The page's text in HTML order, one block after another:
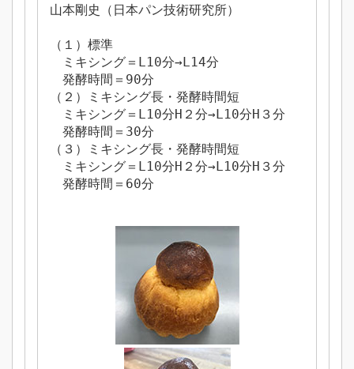
山本剛史（日本パン技術研究所）
（１）標準
ミキシング＝L10分→L14分
発酵時間＝90分
（２）ミキシング長・発酵時間短
ミキシング＝L10分H２分→L10分H３分
発酵時間＝30分
（３）ミキシング長・発酵時間短
ミキシング＝L10分H２分→L10分H３分
発酵時間＝60分